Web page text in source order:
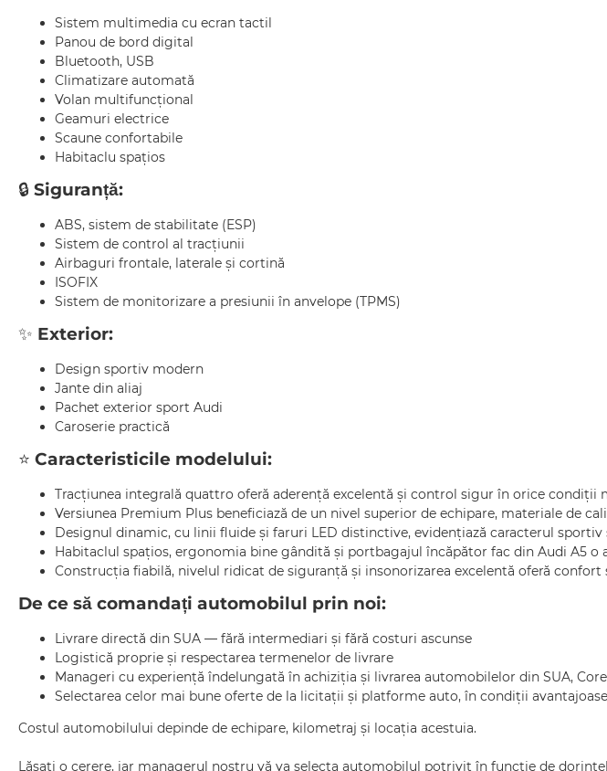
Sistem multimedia cu ecran tactil
Panou de bord digital
Bluetooth, USB
Climatizare automată
Volan multifuncțional
Geamuri electrice
Scaune confortabile
Habitaclu spațios
🔒 Siguranță:
ABS, sistem de stabilitate (ESP)
Sistem de control al tracțiunii
Airbaguri frontale, laterale și cortină
ISOFIX
Sistem de monitorizare a presiunii în anvelope (TPMS)
✨ Exterior:
Design sportiv modern
Jante din aliaj
Pachet exterior sport Audi
Caroserie practică
⭐ Caracteristicile modelului:
Tracțiunea integrală quattro oferă aderență excelentă și control sigur în orice condiții
Versiunea Premium Plus beneficiază de un nivel superior de echipare, materiale de
Designul dinamic, cu linii fluide și faruri LED distinctive, evidențiază caracterul
Habitaclul spațios, ergonomia bine gândită și portbagajul încăpător fac din Audi A5
Construcția fiabilă, nivelul ridicat de siguranță și insonorizarea excelentă oferă confort
De ce să comandați automobilul prin noi:
Livrare directă din SUA — fără intermediari și fără costuri ascunse
Logistică proprie și respectarea termenelor de livrare
Manageri cu experiență îndelungată în achiziția și livrarea automobilelor din SUA,
Selectarea celor mai bune oferte de la licitații și platforme auto, în condiții avantajoase
Costul automobilului depinde de echipare, kilometraj și locația acestuia.
Lăsați o cerere, iar managerul nostru vă va selecta automobilul potrivit în funcție de